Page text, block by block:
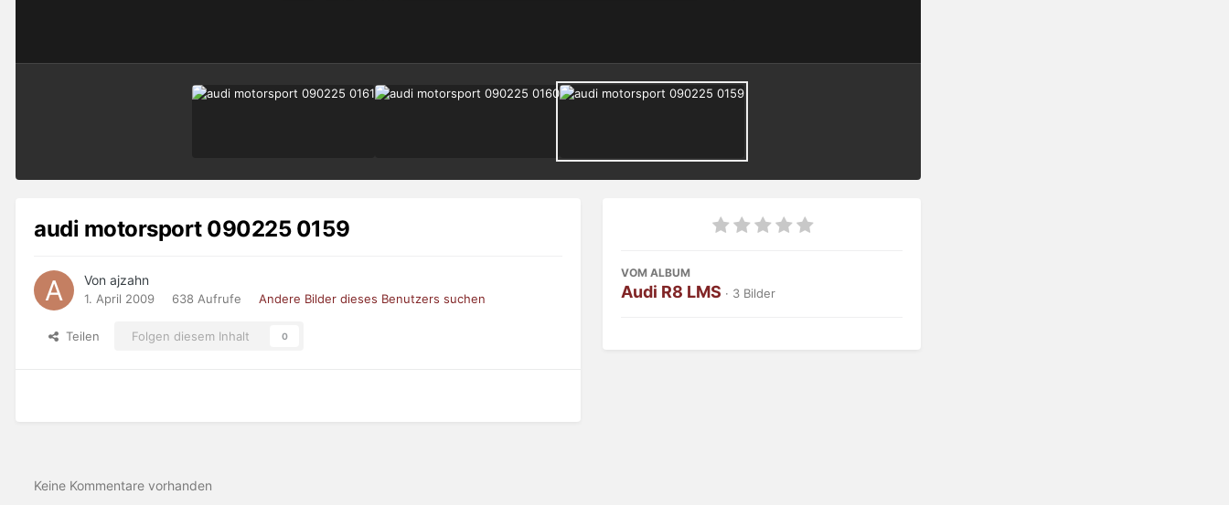
audi motorsport 090225 0159
Von ajzahn
1. April 2009 638 Aufrufe Andere Bilder dieses Benutzers suchen
Teilen Folgen diesem Inhalt 0
VOM ALBUM
Audi R8 LMS · 3 Bilder
Keine Kommentare vorhanden